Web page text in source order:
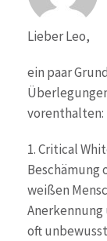
Lieber Leo,
ein paar
vorenthalten:
1. Critical
Beschämung
weißen
oft